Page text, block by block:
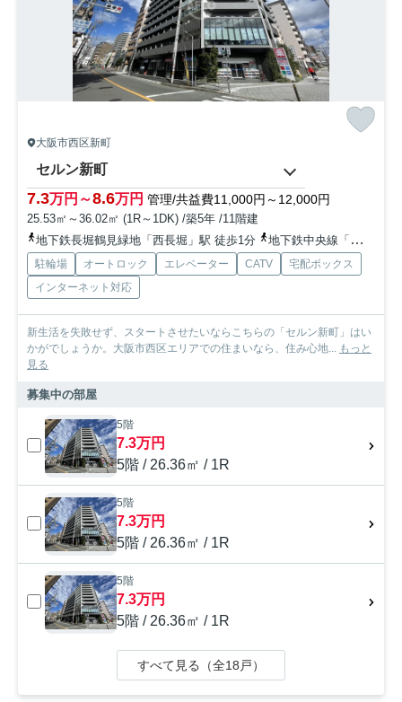
大阪市西区新町
セルン新町
7.3万円～8.6万円 管理/共益費11,000円～12,000円
25.53㎡～36.02㎡ (1R～1DK) /築5年 /11階建
地下鉄長堀鶴見緑地「西長堀」駅 徒歩1分
地下鉄中央線「阿波座」駅 徒歩7分
駐輪場 オートロック エレベーター CATV
宅配ボックス
インターネット対応
新生活を失敗せず、スタートさせたいならこちらの「セルン新町」はい
かがでしょうか。大阪市西区エリアでの住まいなら、住み心地...
もっと
見る
募集中の部屋
5階
7.3万円
5階 / 26.36㎡ / 1R
5階
7.3万円
5階 / 26.36㎡ / 1R
5階
7.3万円
5階 / 26.36㎡ / 1R
すべて見る（全18戸）